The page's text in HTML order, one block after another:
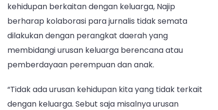
kehidupan berkaitan dengan keluarga, Najip
berharap kolaborasi para jurnalis tidak semata
dilakukan dengan perangkat daerah yang
membidangi urusan keluarga berencana atau
pemberdayaan perempuan dan anak.
“Tidak ada urusan kehidupan kita yang tidak terkait
dengan keluarga. Sebut saja misalnya urusan